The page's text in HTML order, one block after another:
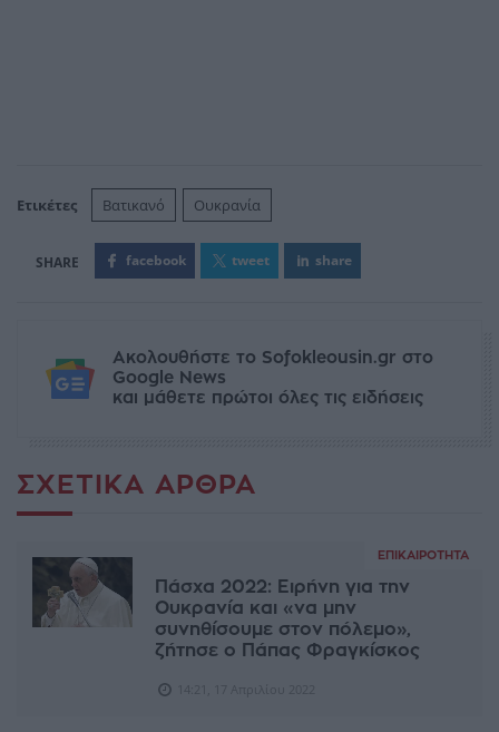
Ετικέτες Βατικανό Ουκρανία
facebook tweet share
Ακολουθήστε το Sofokleousin.gr στο
Google News
και μάθετε πρώτοι όλες τις ειδήσεις
ΣΧΕΤΙΚΆ ΆΡΘΡΑ
ΕΠΙΚΑΙΡΌΤΗΤΑ
Πάσχα 2022: Ειρήνη για την
Ουκρανία και «να μην
συνηθίσουμε στον πόλεμο»,
ζήτησε ο Πάπας Φραγκίσκος